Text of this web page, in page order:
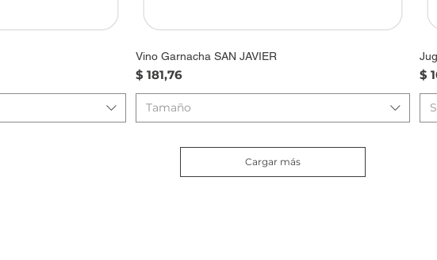
Vino Garnacha SAN JAVIER
Precio
$ 181,76
Tamaño
$
Cargar más